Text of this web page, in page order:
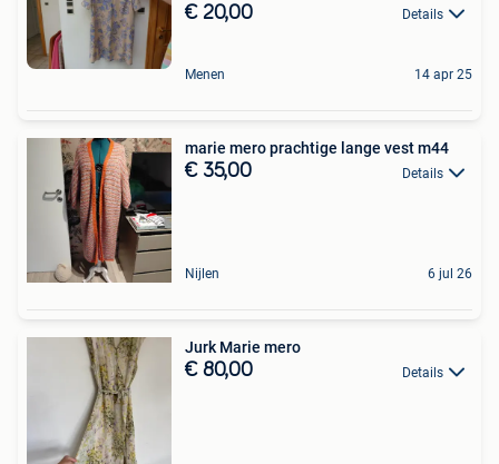
€ 20,00 Details
Menen 14 apr 25
marie mero prachtige lange vest m44
€ 35,00 Details
Nijlen 6 jul 26
Jurk Marie mero
€ 80,00 Details